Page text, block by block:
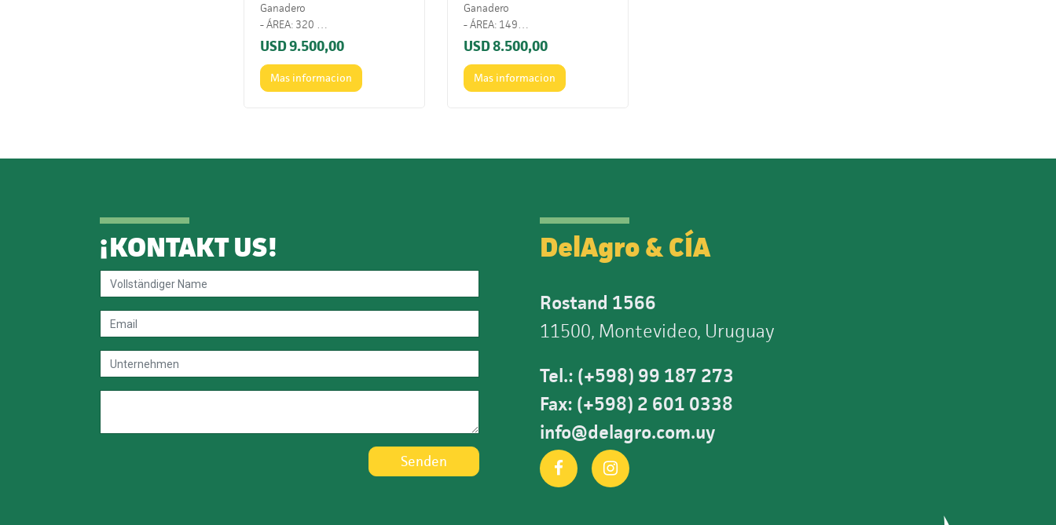
Ganadero
- ÁREA: 320
- ÍNDICE CONEAT: 119
- UBICACIÓN: Ruta 2.
- COMENTARIOS: Muy cerca de
los puertos y con alto
USD9.500,00
Mas informacion
Ganadero
- ÁREA: 149
- ÍNDICE CONEAT: 133
- UBICACIÓN: Sobre ruta 88.
- COMENTARIOS: Es un campo
con un muy buen potencial y
USD8.500,00
Mas informacion
¡KONTAKT US!
Senden
DelAgro & CÍA
Rostand 1566
11500, Montevideo, Uruguay
Tel.: (+598) 99 187 273
Fax: (+598) 2 601 0338
info@delagro.com.uy